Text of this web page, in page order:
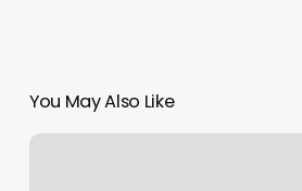
You May Also Like
Lessons